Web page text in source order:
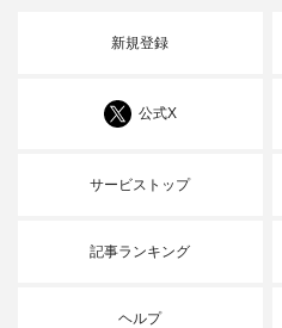
新規登録
公式X
サービストップ
記事ランキング
ヘルプ